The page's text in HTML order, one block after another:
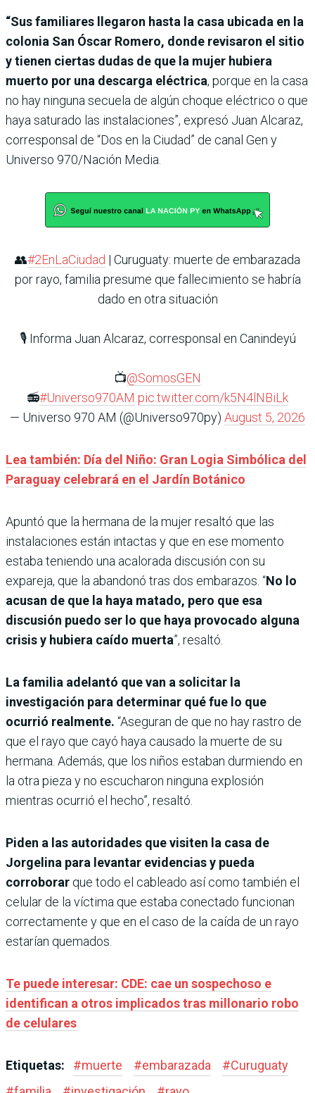
“Sus familiares llegaron hasta la casa ubicada en la
colonia San Óscar Romero, donde revisaron el sitio
y tienen ciertas dudas de que la mujer hubiera
muerto por una descarga eléctrica, porque en la casa
no hay ninguna secuela de algún choque eléctrico o que
haya saturado las instalaciones”, expresó Juan Alcaraz,
corresponsal de “Dos en la Ciudad” de canal Gen y
Universo 970/Nación Media.
👥#2EnLaCiudad | Curuguaty: muerte de embarazada
por rayo, familia presume que fallecimiento se habría
dado en otra situación
🎙️ Informa Juan Alcaraz, corresponsal en Canindeyú
📺@SomosGEN
📻#Universo970AM pic.twitter.com/k5N4lNBiLk
— Universo 970 AM (@Universo970py) August 5, 2026
Lea también: Día del Niño: Gran Logia Simbólica del
Paraguay celebrará en el Jardín Botánico
Apuntó que la hermana de la mujer resaltó que las
instalaciones están intactas y que en ese momento
estaba teniendo una acalorada discusión con su
expareja, que la abandonó tras dos embarazos. “No lo
acusan de que la haya matado, pero que esa
discusión puedo ser lo que haya provocado alguna
crisis y hubiera caído muerta”, resaltó.
La familia adelantó que van a solicitar la
investigación para determinar qué fue lo que
ocurrió realmente. “Aseguran de que no hay rastro de
que el rayo que cayó haya causado la muerte de su
hermana. Además, que los niños estaban durmiendo en
la otra pieza y no escucharon ninguna explosión
mientras ocurrió el hecho”, resaltó.
Piden a las autoridades que visiten la casa de
Jorgelina para levantar evidencias y pueda
corroborar que todo el cableado así como también el
celular de la víctima que estaba conectado funcionan
correctamente y que en el caso de la caída de un rayo
estarían quemados.
Te puede interesar: CDE: cae un sospechoso e
identifican a otros implicados tras millonario robo
de celulares
Etiquetas: #muerte #embarazada #Curuguaty